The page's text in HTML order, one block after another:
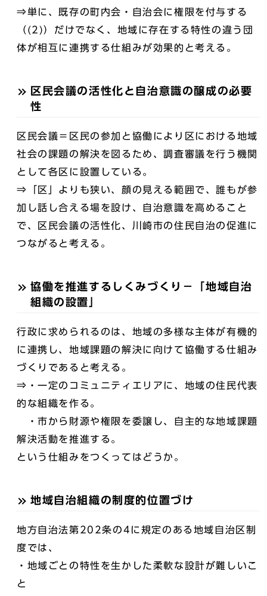
⇒単に、既存の町内会・自治会に権限を付与する
（(2)）だけでなく、地域に存在する特性の違う団
体が相互に連携する仕組みが効果的と考える。
区民会議の活性化と自治意識の醸成の必要
性
区民会議＝区民の参加と協働により区における地域
社会の課題の解決を図るため、調査審議を行う機関
として各区に設置している。
⇒「区」よりも狭い、顔の見える範囲で、誰もが参
加し話し合える場を設け、自治意識を高めること
で、区民会議の活性化、川崎市の住民自治の促進に
つながると考える。
協働を推進するしくみづくり－「地域自治
組織の設置」
行政に求められるのは、地域の多様な主体が有機的
に連携し、地域課題の解決に向けて協働する仕組み
づくりであると考える。
⇒・一定のコミュニティエリアに、地域の住民代表
的な組織を作る。
・市から財源や権限を委譲し、自主的な地域課題
解決活動を推進する。
という仕組みをつくってはどうか。
地域自治組織の制度的位置づけ
地方自治法第202条の4に規定のある地域自治区制
度では、
・地域ごとの特性を生かした柔軟な設計が難しいこ
と